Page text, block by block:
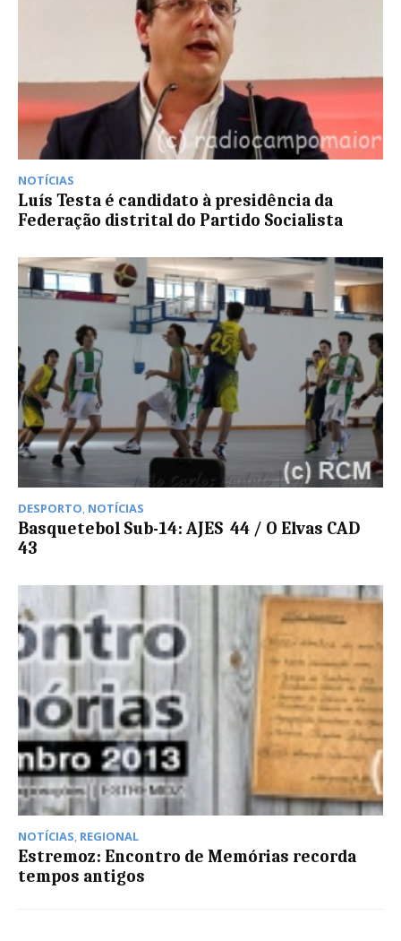
NOTÍCIAS
Luís Testa é candidato à presidência da
Federação distrital do Partido Socialista
DESPORTO, NOTÍCIAS
Basquetebol Sub-14: AJES  44 / O Elvas CAD 
43
NOTÍCIAS, REGIONAL
Estremoz: Encontro de Memórias recorda
tempos antigos